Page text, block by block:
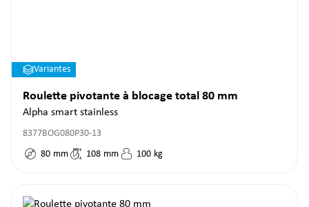
Variantes
Roulette pivotante à blocage total 80 mm
Alpha smart stainless
8377BOG080P30-13
80 mm 108 mm 100 kg